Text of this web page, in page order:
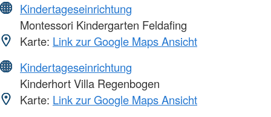
Kindertageseinrichtung
Montessori Kindergarten Feldafing
Karte: Link zur Google Maps Ansicht
Kindertageseinrichtung
Kinderhort Villa Regenbogen
Karte: Link zur Google Maps Ansicht